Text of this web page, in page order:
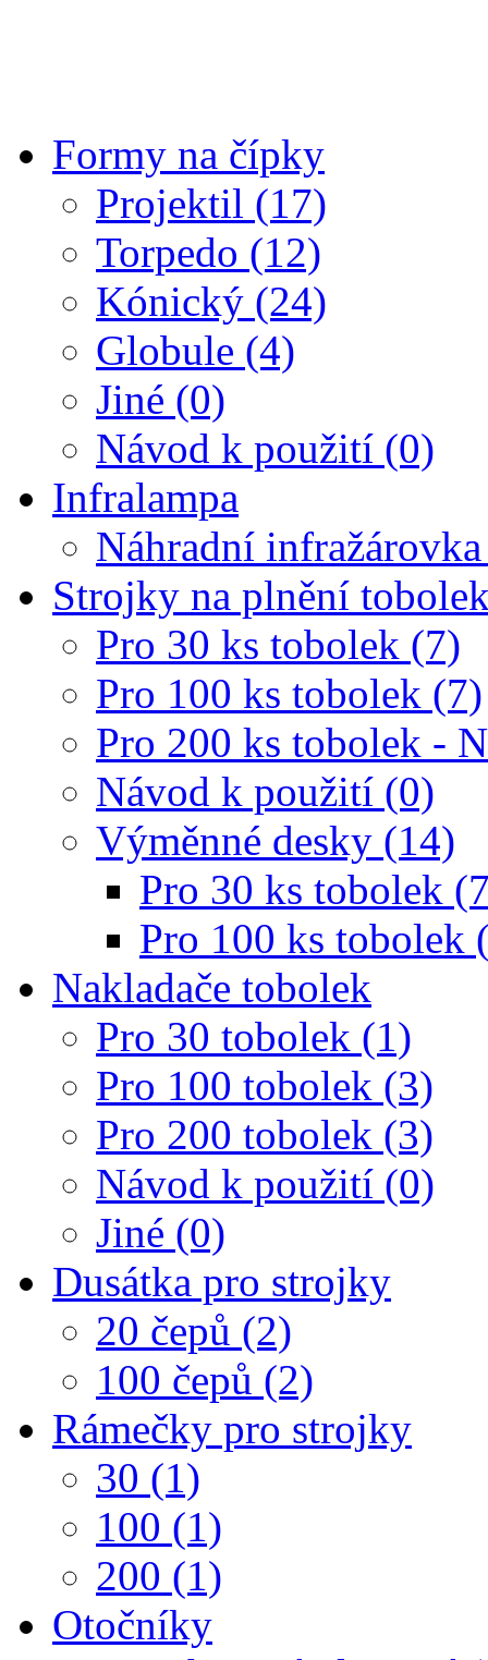
Formy na čípky
Projektil (17)
Torpedo (12)
Kónický (24)
Globule (4)
Jiné (0)
Návod k použití (0)
Infralampa
Náhradní
Strojky na plnění
Pro 30 ks tobolek (7)
Pro 100 ks tobolek (7)
Pro 200 ks tobolek -
Návod k použití (0)
Výměnné desky (14)
Pro 30 ks tobolek
Pro 100 ks tobolek
Nakladače tobolek
Pro 30 tobolek (1)
Pro 100 tobolek (3)
Pro 200 tobolek (3)
Návod k použití (0)
Jiné (0)
Dusátka pro strojky
20 čepů (2)
100 čepů (2)
Rámečky pro strojky
30 (1)
100 (1)
200 (1)
Otočníky